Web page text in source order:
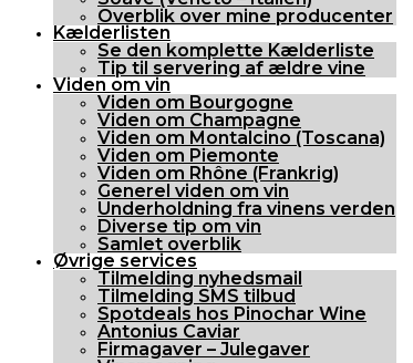
Overblik over mine producenter
Kælderlisten
Se den komplette Kælderliste
Tip til servering af ældre vine
Viden om vin
Viden om Bourgogne
Viden om Champagne
Viden om Montalcino (Toscana)
Viden om Piemonte
Viden om Rhône (Frankrig)
Generel viden om vin
Underholdning fra vinens verden
Diverse tip om vin
Samlet overblik
Øvrige services
Tilmelding nyhedsmail
Tilmelding SMS tilbud
Spotdeals hos Pinochar Wine
Antonius Caviar
Firmagaver – Julegaver